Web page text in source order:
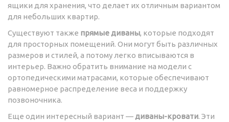
ящики для хранения, что делает их отличным вариантом
для небольших квартир.
Существуют также прямые диваны, которые подходят
для просторных помещений. Они могут быть различных
размеров и стилей, а потому легко вписываются в
интерьер. Важно обратить внимание на модели с
ортопедическими матрасами, которые обеспечивают
равномерное распределение веса и поддержку
позвоночника.
Еще один интересный вариант —диваны-кровати. Эти